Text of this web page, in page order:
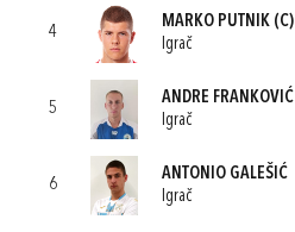
4
MARKO PUTNIK (C)
Igrač
5
ANDRE FRANKOVIĆ
Igrač
6
ANTONIO GALEŠIĆ
Igrač